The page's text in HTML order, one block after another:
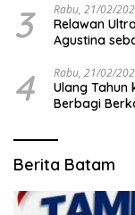
3 Rabu, 21/02/
Relawan
Agustina
4 Rabu, 21/02/
Ulang Tahun
Berbagi
Berita Batam